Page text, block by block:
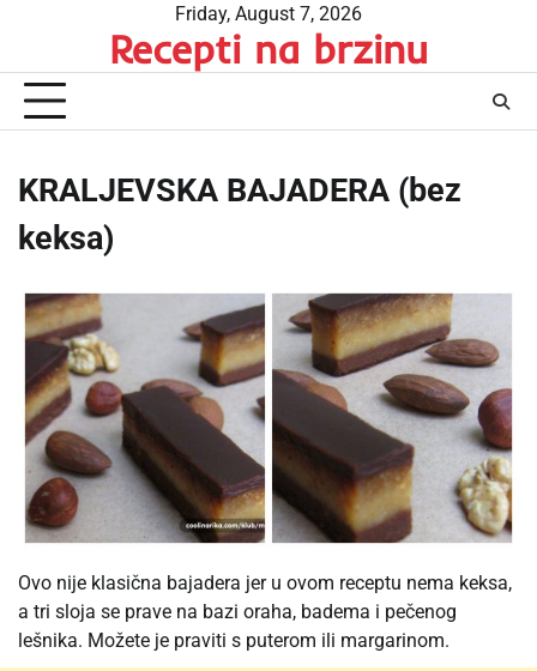
content
Friday, August 7, 2026
Recepti na brzinu
KRALJEVSKA BAJADERA (bez
keksa)
Ovo nije klasična bajadera jer u ovom receptu nema keksa,
a tri sloja se prave na bazi oraha, badema i pečenog
lešnika. Možete je praviti s puterom ili margarinom.